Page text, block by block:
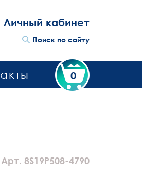
Личный кабинет
Поиск по сайту
0
Арт. 8S19P508-4790